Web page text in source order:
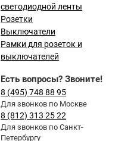
светодиодной ленты
Розетки
Выключатели
Рамки для розеток и
выключателей
Есть вопросы? Звоните!
8 (495) 748 88 95
Для звонков по Москве
8 (812) 313 25 22
Для звонков по Санкт-
Петербургу